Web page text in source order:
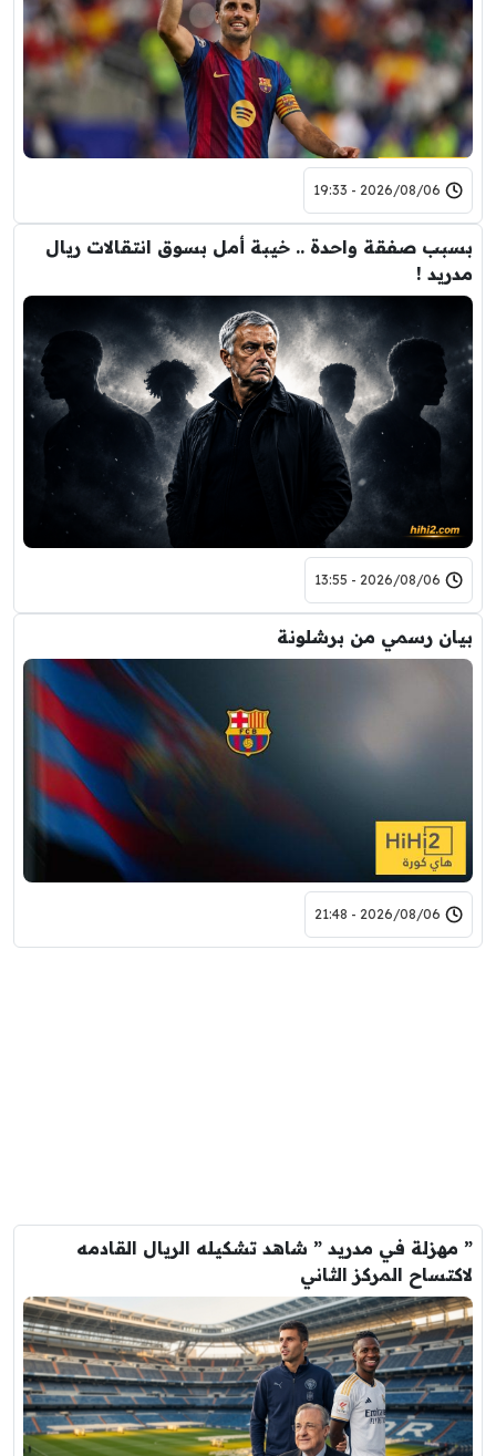
2026/08/06 - 19:33
بسبب صفقة واحدة .. خيبة أمل بسوق انتقالات ريال
مدريد !
2026/08/06 - 13:55
بيان رسمي من برشلونة
2026/08/06 - 21:48
” مهزلة في مدريد ” شاهد تشكيله الريال القادمه
لاكتساح المركز الثاني